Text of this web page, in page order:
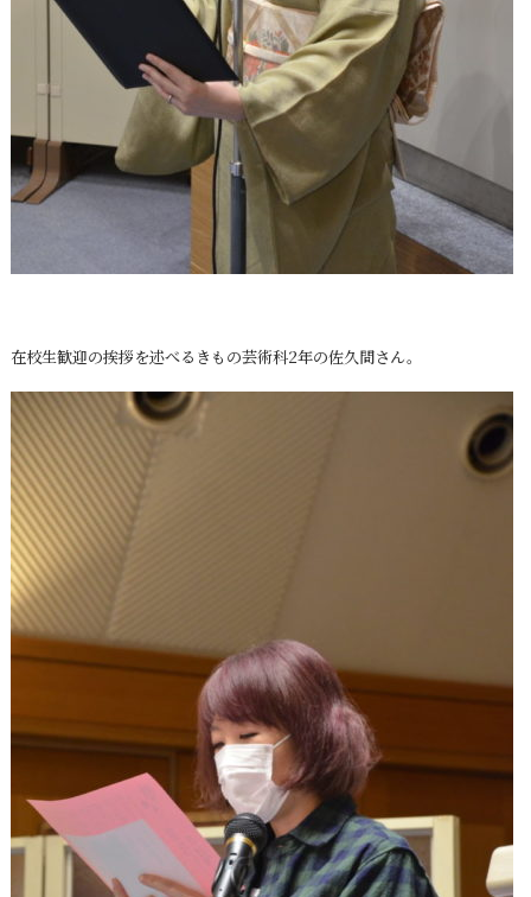
在校生歓迎の挨拶を述べるきもの芸術科2年の佐久間さん。